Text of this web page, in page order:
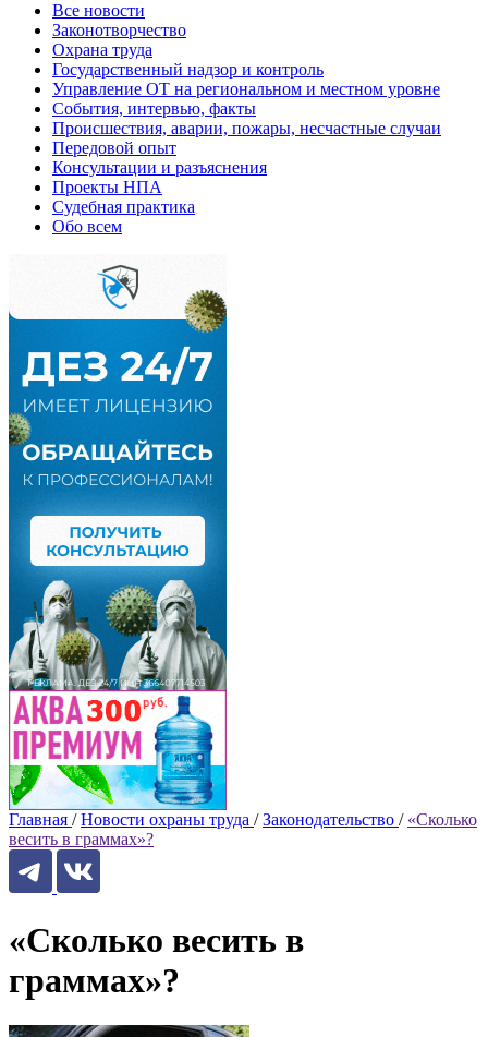
Все новости
Законотворчество
Охрана труда
Государственный надзор и контроль
Управление ОТ на региональном и местном уровне
События, интервью, факты
Происшествия, аварии, пожары, несчастные случаи
Передовой опыт
Консультации и разъяснения
Проекты НПА
Судебная практика
Обо всем
Главная / Новости охраны труда / Законодательство / «Сколько
весить в граммах»?
«Сколько весить в
граммах»?